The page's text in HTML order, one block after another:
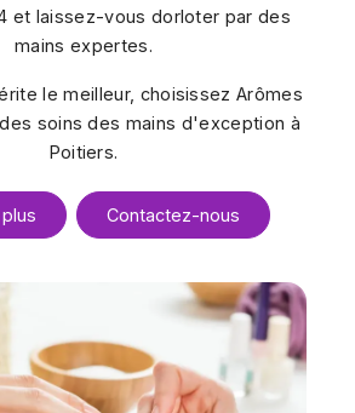
et laissez-vous dorloter par des
mains expertes.
le meilleur, choisissez Arômes
soins des mains d'exception à
Poitiers.
Contactez-nous